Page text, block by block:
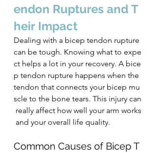
endon Ruptures and T
heir Impact
Dealing with a bicep tendon rupture
can be tough. Knowing what to expe
ct helps a lot in your recovery. A bice
p tendon rupture happens when the
tendon that connects your bicep mu
scle to the bone tears. This injury can
really affect how well your arm works
and your overall life quality.
Common Causes of Bicep T